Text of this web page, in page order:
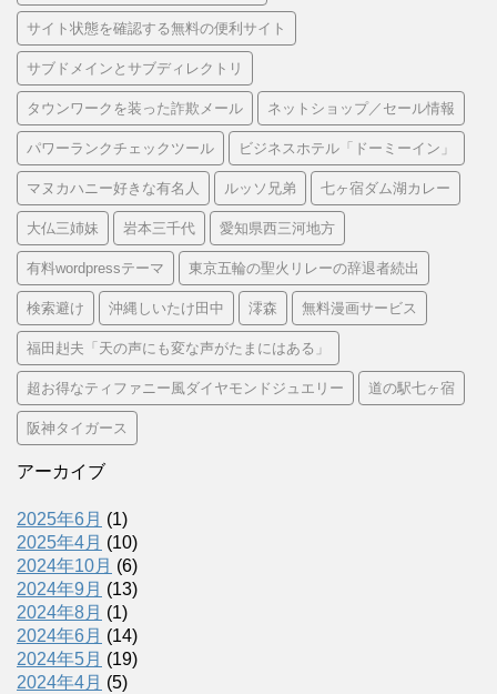
サイト状態を確認する無料の便利サイト
サブドメインとサブディレクトリ
タウンワークを装った詐欺メール ネットショップ／セール情報
パワーランクチェックツール ビジネスホテル「ドーミーイン」
マヌカハニー好きな有名人 ルッソ兄弟 七ヶ宿ダム湖カレー
大仏三姉妹 岩本三千代 愛知県西三河地方
有料wordpressテーマ 東京五輪の聖火リレーの辞退者続出
検索避け 沖縄しいたけ田中 澪森 無料漫画サービス
福田赳夫「天の声にも変な声がたまにはある」
超お得なティファニー風ダイヤモンドジュエリー 道の駅七ヶ宿
阪神タイガース
アーカイブ
2025年6月 (1)
2025年4月 (10)
2024年10月 (6)
2024年9月 (13)
2024年8月 (1)
2024年6月 (14)
2024年5月 (19)
2024年4月 (5)